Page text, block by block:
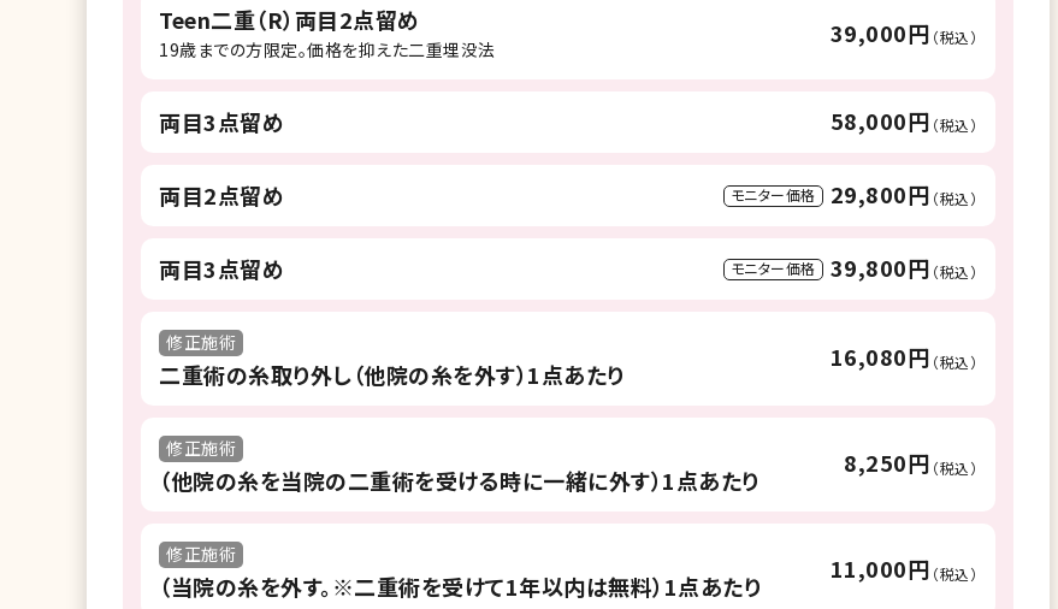
Teen二重（R）両目2点留め
19歳までの方限定。価格を抑えた二重埋没法
39,000円 （税込）
両目3点留め 58,000円 （税込）
両目2点留め モニター価格 29,800円 （税込）
両目3点留め モニター価格 39,800円 （税込）
修正施術
二重術の糸取り外し（他院の糸を外す）1点あたり
16,080円 （税込）
修正施術
（他院の糸を当院の二重術を受ける時に一緒に外す）1点あたり
8,250円 （税込）
修正施術
（当院の糸を外す。※二重術を受けて1年以内は無料）1点あたり
11,000円 （税込）